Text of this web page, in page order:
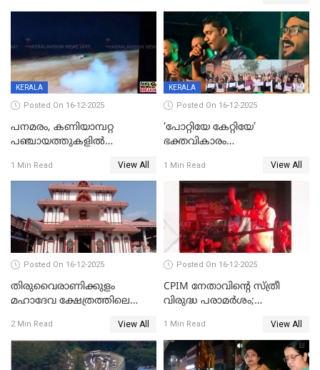
KERALA
Posted On 16-12-2025
പനമരം, കണിയാമ്പറ്റ
പഞ്ചായത്തുകളിൽ
സ്ഥാപനങ്ങൾക്ക് അവധി
1 Min Read View All
KERALA
Posted On 16-12-2025
‘പോറ്റിയേ കേറ്റിയേ’
ഭക്തവികാരം
ഡിജിപിക്ക് പരാതി; ശക്തമായ
നടപടി വേണമെന്നു
സിപിഐഎമ്മും
1 Min Read View All
Posted On 16-12-2025
തിരുവൈരാണിക്കുളം
മഹാദേവ ക്ഷേത്രത്തിലെ
ജനുവരി 2 ന് തുടക്കമാകും
2 Min Read View All
Posted On 16-12-2025
CPIM നേതാവിൻ്റെ സ്ത്രീ
വിരുദ്ധ പരാമർശം;
1 Min Read View All